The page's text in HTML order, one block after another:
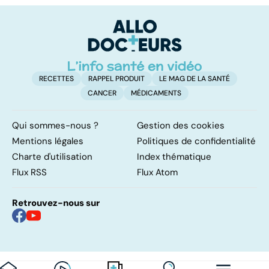
RECETTES RAPPEL PRODUIT
LE MAG DE LA SANTÉ
CANCER
MÉDICAMENTS
Qui sommes-nous ?
Gestion des cookies
Mentions légales
Politiques de confidentialité
Charte d'utilisation
Index thématique
Flux RSS
Flux Atom
Retrouvez-nous sur